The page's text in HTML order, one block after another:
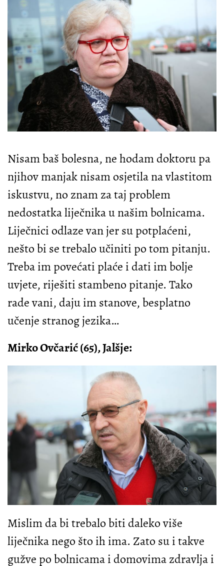
Nisam baš bolesna, ne hodam doktoru pa
njihov manjak nisam osjetila na vlastitom
iskustvu, no znam za taj problem
nedostatka liječnika u našim bolnicama.
Liječnici odlaze van jer su potplaćeni,
nešto bi se trebalo učiniti po tom pitanju.
Treba im povećati plaće i dati im bolje
uvjete, riješiti stambeno pitanje. Tako
rade vani, daju im stanove, besplatno
učenje stranog jezika…
Mirko Ovčarić (65), Jalšje:
Mislim da bi trebalo biti daleko više
liječnika nego što ih ima. Zato su i takve
gužve po bolnicama i domovima zdravlja i